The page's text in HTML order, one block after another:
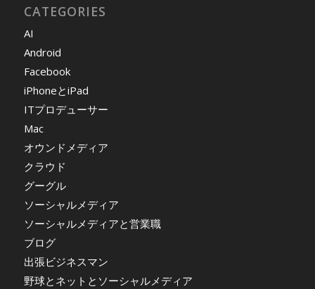
CATEGORIES
AI
Android
Facebook
iPhoneとiPad
ITプロデューサー
Mac
オウンドメディア
クラウド
グーグル
ソーシャルメディア
ソーシャルメディアと営業職
ブログ
出張ビジネスマン
野球とネットとソーシャルメディア